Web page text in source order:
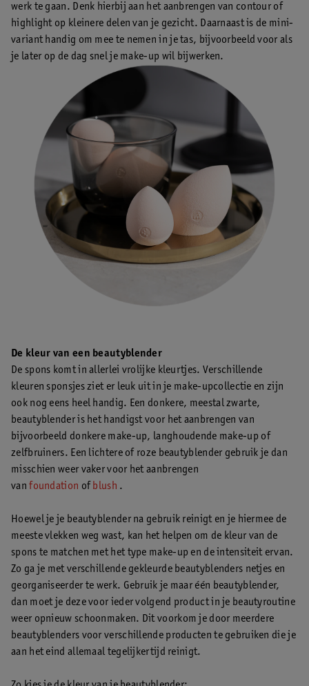
werk te gaan. Denk hierbij aan het aanbrengen van contour of
highlight op kleinere delen van je gezicht. Daarnaast is de mini-
variant handig om mee te nemen in je tas, bijvoorbeeld voor als
je later op de dag snel je make-up wil bijwerken.
De kleur van een beautyblender
De spons komt in allerlei vrolijke kleurtjes. Verschillende
kleuren sponsjes ziet er leuk uit in je make-upcollectie en zijn
ook nog eens heel handig. Een donkere, meestal zwarte,
beautyblender is het handigst voor het aanbrengen van
bijvoorbeeld donkere make-up, langhoudende make-up of
zelfbruiners. Een lichtere of roze beautyblender gebruik je dan
misschien weer vaker voor het aanbrengen
vanfoundation of blush .
Hoewel je je beautyblender na gebruik reinigt en je hiermee de
meeste vlekken weg wast, kan het helpen om de kleur van de
spons te matchen met het type make-up en de intensiteit ervan.
Zo ga je met verschillende gekleurde beautyblenders netjes en
georganiseerder te werk. Gebruik je maar één beautyblender,
dan moet je deze voor ieder volgend product in je beautyroutine
weer opnieuw schoonmaken. Dit voorkom je door meerdere
beautyblenders voor verschillende producten te gebruiken die je
aan het eind allemaal tegelijkertijd reinigt.